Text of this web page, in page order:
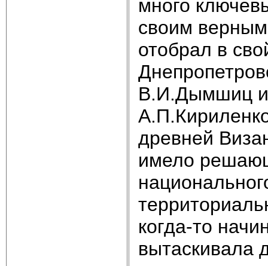
много
своим
отобрал в
В.И.Дымшиц
древней
имело
когда-то
вытаскивала